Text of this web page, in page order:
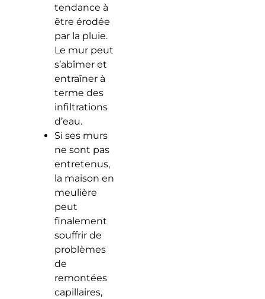
tendance à
être érodée
par la pluie.
Le mur peut
s’abîmer et
entraîner à
terme des
infiltrations
d’eau.
Si ses murs
ne sont pas
entretenus,
la maison en
meulière
peut
finalement
souffrir de
problèmes
de
remontées
capillaires,